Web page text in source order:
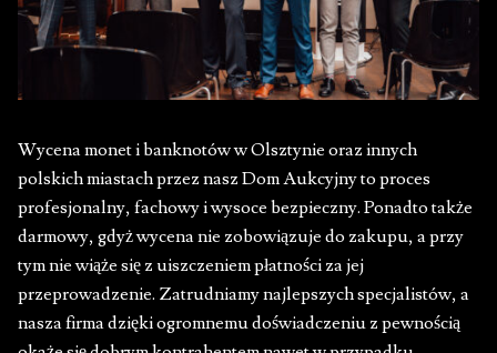
Wycena monet i banknotów w Olsztynie oraz innych
polskich miastach przez nasz Dom Aukcyjny to proces
profesjonalny, fachowy i wysoce bezpieczny. Ponadto także
darmowy, gdyż wycena nie zobowiązuje do zakupu, a przy
tym nie wiąże się z uiszczeniem płatności za jej
przeprowadzenie. Zatrudniamy najlepszych specjalistów, a
nasza firma dzięki ogromnemu doświadczeniu z pewnością